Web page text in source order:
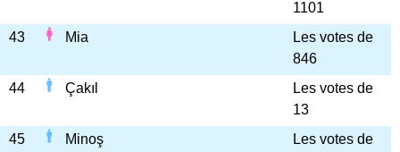
1101
43
Mia
Les votes de
846
44
Çakıl
Les votes de
13
45
Minoş
Les votes de